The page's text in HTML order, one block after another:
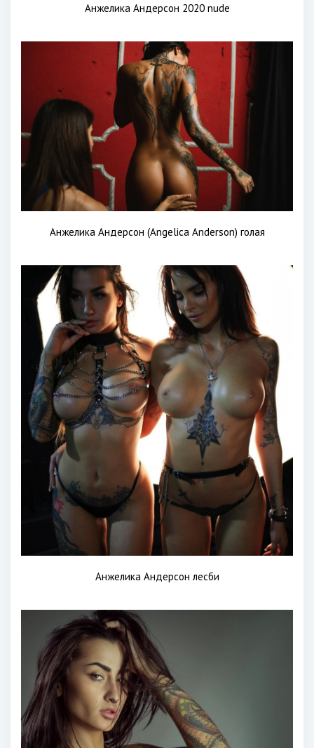
Анжелика Андерсон 2020 nude
Анжелика Андерсон (Angelica Anderson) голая
Анжелика Андерсон лесби